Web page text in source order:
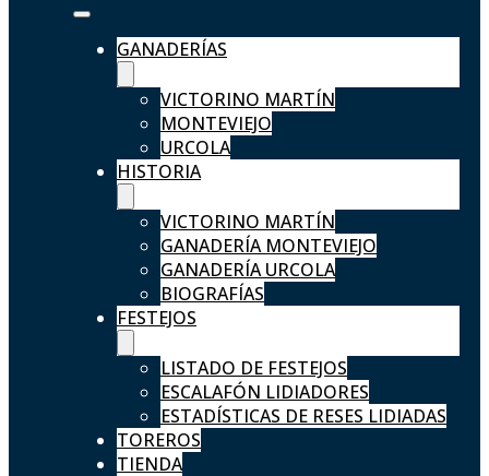
GANADERÍAS
VICTORINO MARTÍN
MONTEVIEJO
URCOLA
HISTORIA
VICTORINO MARTÍN
GANADERÍA MONTEVIEJO
GANADERÍA URCOLA
BIOGRAFÍAS
FESTEJOS
LISTADO DE FESTEJOS
ESCALAFÓN LIDIADORES
ESTADÍSTICAS DE RESES LIDIADAS
TOREROS
TIENDA